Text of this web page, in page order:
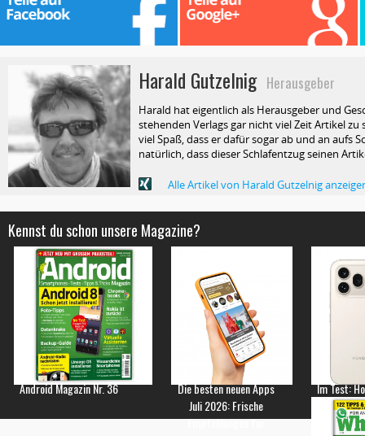
Harald GutzelnigHerausgeber
Harald hat eigentlich als Herausgeber und
stehenden Verlags gar nicht viel Zeit Artikel
viel Spaß, dass er dafür sogar ab und an aufs
natürlich, dass dieser Schlafentzug seinen
Alle Artikel von Harald Gutzelnig
Kennst du schon unsere Magazine?
Android Magazin Nr. 36
Die besten neuen Apps
Juli 2026: Frische
Empfehlungen für
Im Test: